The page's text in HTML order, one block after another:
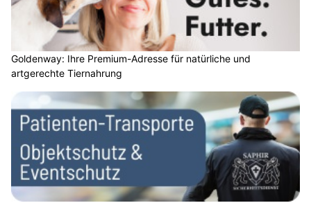
Goldenway: Ihre Premium-Adresse für natürliche und
artgerechte Tiernahrung